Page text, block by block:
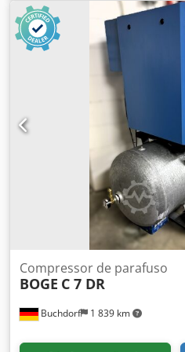
Buchdorf 1 839 km
Compressor de parafuso
BOGE C 7 DR